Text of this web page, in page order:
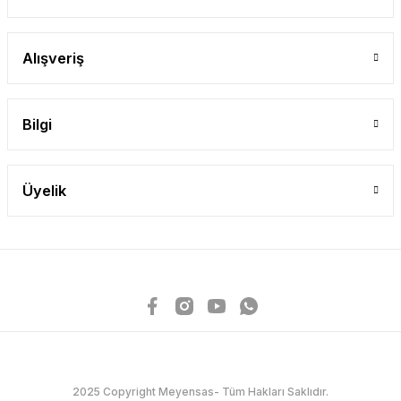
Alışveriş
Bilgi
Üyelik
2025 Copyright Meyensas- Tüm Hakları Saklıdır.